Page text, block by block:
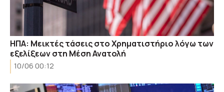
ΗΠΑ: Μεικτές τάσεις στο Χρηματιστήριο λόγω των
εξελίξεων στη Μέση Ανατολή
10/06 00:12